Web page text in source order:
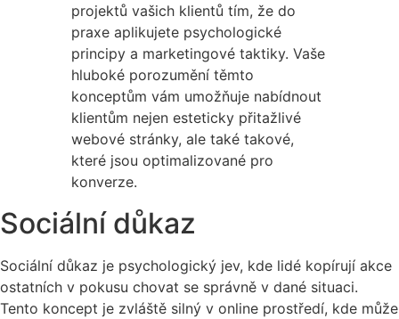
projektů vašich klientů tím, že do
praxe aplikujete psychologické
principy a marketingové taktiky. Vaše
hluboké porozumění těmto
konceptům vám umožňuje nabídnout
klientům nejen esteticky přitažlivé
webové stránky, ale také takové,
které jsou optimalizované pro
konverze.
Sociální důkaz
Sociální důkaz je psychologický jev, kde lidé kopírují akce
ostatních v pokusu chovat se správně v dané situaci.
Tento koncept je zvláště silný v online prostředí, kde může